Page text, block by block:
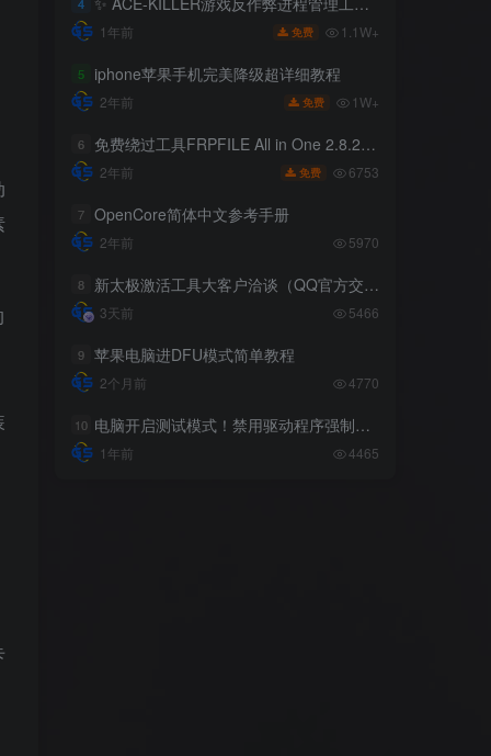
4
1年前 免费 1.1W+
5 iphone苹果手机完美降级超详细教程
2年前 免费 1W+
6 免费绕过工具FRPFILE All in One 2.8.2，支持iOS 12.5.3~14.8
2年前 免费 6753
7 OpenCore简体中文参考手册
2年前 5970
8 新太极激活工具大客户洽谈（QQ官方交流群：523943346）
3天前 5466
9 苹果电脑进DFU模式简单教程
2个月前 4770
10 电脑开启测试模式！禁用驱动程序强制签名！（大概操作方法）
1年前 4465
4
1年前 免费 1.1W+
5 iphone苹果手机完美降级超详细教程
2年前 免费 1W+
6 免费绕过工具FRPFILE All in One 2.8.2，支持iOS 12.5.3~14.8
2年前 免费 6753
7 OpenCore简体中文参考手册
2年前 5970
8 新太极激活工具大客户洽谈（QQ官方交流群：523943346）
3天前 5466
9 苹果电脑进DFU模式简单教程
2个月前 4770
10 电脑开启测试模式！禁用驱动程序强制签名！（大概操作方法）
1年前 4465